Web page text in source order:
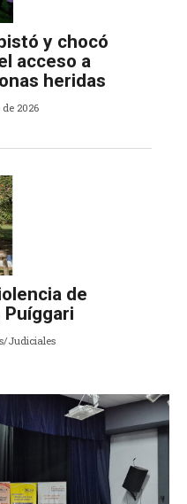
y chocó
acceso a
heridas
2026
de
Puíggari
Judiciales